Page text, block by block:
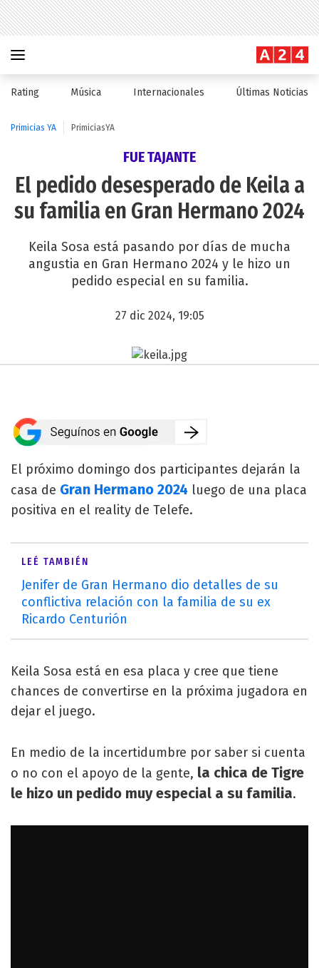
Rating Música Internacionales Últimas Noticias
Primicias YA PrimiciasYA
FUE TAJANTE
El pedido desesperado de Keila a
su familia en Gran Hermano 2024
Keila Sosa está pasando por días de mucha
angustia en Gran Hermano 2024 y le hizo un
pedido especial en su familia.
27 dic 2024, 19:05
El próximo domingo dos participantes dejarán la
casa de Gran Hermano 2024 luego de una placa
positiva en el reality de Telefe.
LEÉ TAMBIÉN
Jenifer de Gran Hermano dio detalles de su
conflictiva relación con la familia de su ex
Ricardo Centurión
Keila Sosa está en esa placa y cree que tiene
chances de convertirse en la próxima jugadora en
dejar el juego.
En medio de la incertidumbre por saber si cuenta
o no con el apoyo de la gente, la chica de Tigre
le hizo un pedido muy especial a su familia.